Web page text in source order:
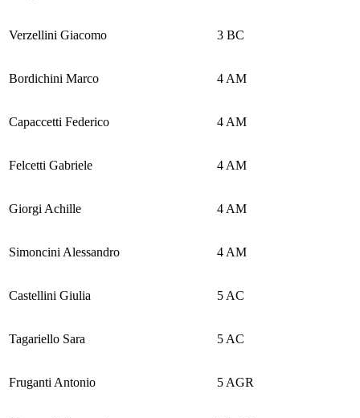
Verzellini Giacomo 3 BC
Bordichini Marco 4 AM
Capaccetti Federico 4 AM
Felcetti Gabriele 4 AM
Giorgi Achille 4 AM
Simoncini Alessandro 4 AM
Castellini Giulia 5 AC
Tagariello Sara 5 AC
Fruganti Antonio 5 AGR